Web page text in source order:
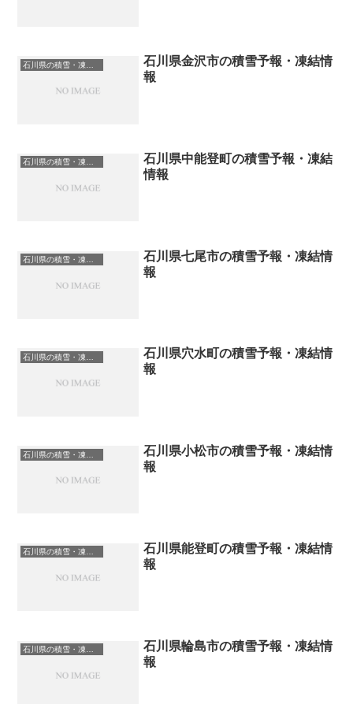
石川県金沢市の積雪予報・凍結情
報
石川県の積雪・凍結情報
石川県中能登町の積雪予報・凍結
情報
石川県七尾市の積雪予報・凍結情
報
石川県穴水町の積雪予報・凍結情
報
石川県小松市の積雪予報・凍結情
報
石川県の積雪・凍結情報
石川県能登町の積雪予報・凍結情
報
石川県輪島市の積雪予報・凍結情
報